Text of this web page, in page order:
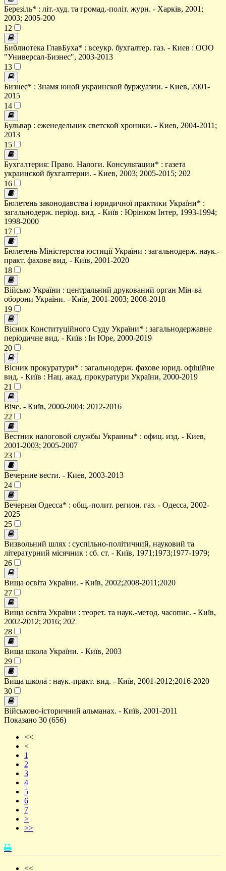
Березіль* : літ.-худ. та громад.-політ. журн. - Харків, 2001;
2003; 2005-200
12
Библиотека ГлавБуха* : всеукр. бухгалтер. газ. - Киев : ООО
"Универсал-Бизнес", 2003-2013
13
Бизнес* : Знамя юной украинской буржуазии. - Киев, 2001-
2015
14
Бульвар : еженедельник светской хроники. - Киев, 2004-2011;
2013
15
Бухгалтерия: Право. Налоги. Консультации* : газета
украинской бухгалтерии. - Киев, 2003; 2005-2015; 202
16
Бюлетень законодавства і юридичної практики України* :
загальнодерж. період. вид. - Київ : Юрінком Інтер, 1993-1994;
1998-2000
17
Бюлетень Міністерства юстиції України : загальнодерж. наук.-
практ. фахове вид. - Київ, 2001-2020
18
Військо України : центральний друкований орган Мін-ва
оборони України. - Київ, 2001-2003; 2008-2018
19
Вісник Конституційного Суду України* : загальнодержавне
періодичне вид. - Київ : Ін Юре, 2000-2019
20
Вісник прокуратури* : загальнодерж. фахове юрид. офіційне
вид. - Київ : Нац. акад. прокуратури України, 2000-2019
21
Віче. - Київ, 2000-2004; 2012-2016
22
Вестник налоговой службы Украины* : офиц. изд. - Киев,
2001-2003; 2005-2007
23
Вечерние вести. - Киев, 2003-2013
24
Вечерняя Одесса* : общ.-полит. регион. газ. - Одесса, 2002-
2025
25
Визвольний шлях : суспільно-політичний, науковий та
літературний місячник : сб. ст. - Київ, 1971;1973;1977-1979;
26
Вища освіта України. - Київ, 2002;2008-2011;2020
27
Вища освіта України : теорет. та наук.-метод. часопис. - Київ,
2002-2012; 2016; 202
28
Вища школа України. - Київ, 2003
29
Вища школа : наук.-практ. вид. - Київ, 2001-2012;2016-2020
30
Військово-історичний альманах. - Київ, 2001-2011
Показано 30 (656)
<<
<
1
2
3
4
5
6
7
>
>>
<<